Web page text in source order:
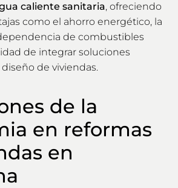
caliente sanitaria, ofreciendo
como el ahorro energético, la
de combustibles
de integrar soluciones
de viviendas.
de la
en reformas
en